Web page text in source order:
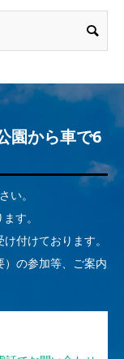
園から車で6
い。
す。
付けております。
の参加等、ご案内